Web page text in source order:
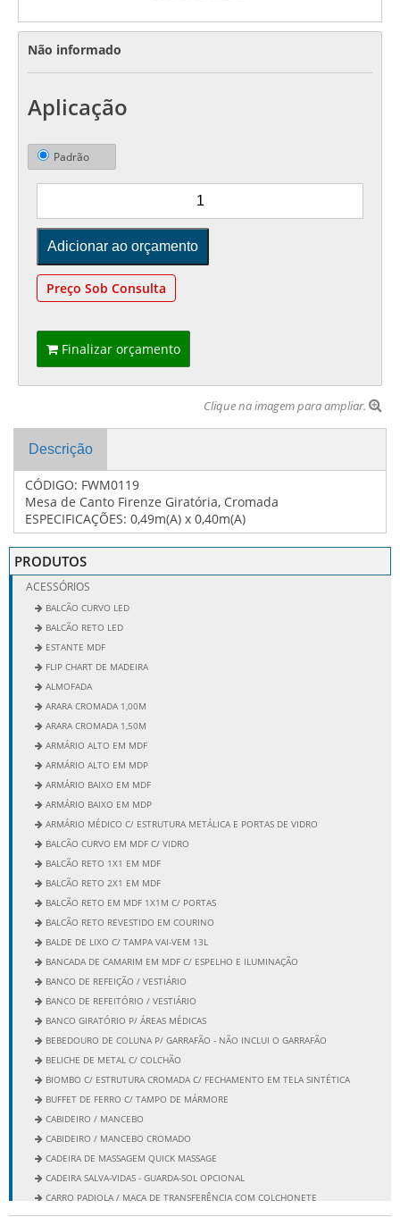
Não informado
Aplicação
Padrão
Preço Sob Consulta
Finalizar orçamento
Clique na imagem para ampliar.
Descrição
CÓDIGO: FWM0119
Mesa de Canto Firenze Giratória, Cromada
ESPECIFICAÇÕES: 0,49m(A) x 0,40m(A)
PRODUTOS
ACESSÓRIOS
BALCÃO CURVO LED
BALCÃO RETO LED
ESTANTE MDF
FLIP CHART DE MADEIRA
ALMOFADA
ARARA CROMADA 1,00M
ARARA CROMADA 1,50M
ARMÁRIO ALTO EM MDF
ARMÁRIO ALTO EM MDP
ARMÁRIO BAIXO EM MDF
ARMÁRIO BAIXO EM MDP
ARMÁRIO MÉDICO C/ ESTRUTURA METÁLICA E PORTAS DE VIDRO
BALCÃO CURVO EM MDF C/ VIDRO
BALCÃO RETO 1X1 EM MDF
BALCÃO RETO 2X1 EM MDF
BALCÃO RETO EM MDF 1X1M C/ PORTAS
BALCÃO RETO REVESTIDO EM COURINO
BALDE DE LIXO C/ TAMPA VAI-VEM 13L
BANCADA DE CAMARIM EM MDF C/ ESPELHO E ILUMINAÇÃO
BANCO DE REFEIÇÃO / VESTIÁRIO
BANCO DE REFEITÓRIO / VESTIÁRIO
BANCO GIRATÓRIO P/ ÁREAS MÉDICAS
BEBEDOURO DE COLUNA P/ GARRAFÃO - NÃO INCLUI O GARRAFÃO
BELICHE DE METAL C/ COLCHÃO
BIOMBO C/ ESTRUTURA CROMADA C/ FECHAMENTO EM TELA SINTÉTICA
BUFFET DE FERRO C/ TAMPO DE MÁRMORE
CABIDEIRO / MANCEBO
CABIDEIRO / MANCEBO CROMADO
CADEIRA DE MASSAGEM QUICK MASSAGE
CADEIRA SALVA-VIDAS - GUARDA-SOL OPCIONAL
CARRO PADIOLA / MACA DE TRANSFERÊNCIA COM COLCHONETE